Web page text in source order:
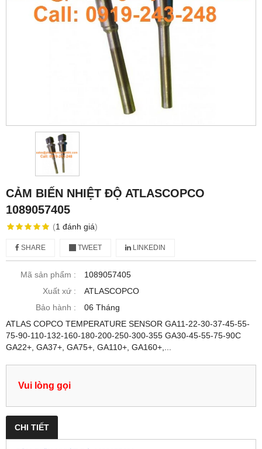
CẢM BIẾN NHIỆT ĐỘ ATLASCOPCO
1089057405
(1 đánh giá)
SHARE TWEET LINKEDIN
Mã sản phẩm :
1089057405
Xuất xứ :
ATLASCOPCO
Bảo hành :
06 Tháng
ATLAS COPCO TEMPERATURE SENSOR GA11-22-30-37-45-55-
75-90-110-132-160-180-200-250-300-355 GA30-45-55-75-90C
GA22+, GA37+, GA75+, GA110+, GA160+,...
Vui lòng gọi
CHI TIẾT